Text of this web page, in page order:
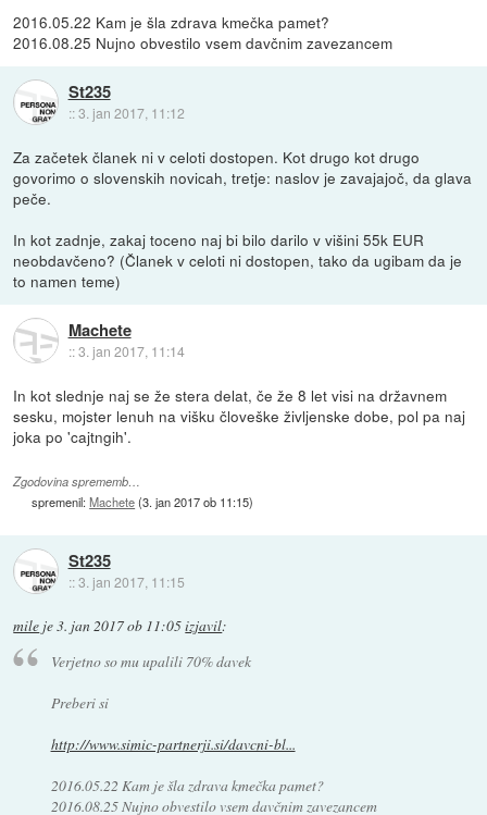
2016.05.22 Kam je šla zdrava kmečka pamet?
2016.08.25 Nujno obvestilo vsem davčnim zavezancem
St235
::3. jan 2017, 11:12
Za začetek članek ni v celoti dostopen. Kot drugo kot drugo
govorimo o slovenskih novicah, tretje: naslov je zavajajoč, da glava
peče.
In kot zadnje, zakaj toceno naj bi bilo darilo v višini 55k EUR
neobdavčeno? (Članek v celoti ni dostopen, tako da ugibam da je
to namen teme)
Machete
::3. jan 2017, 11:14
In kot slednje naj se že stera delat, če že 8 let visi na državnem
sesku, mojster lenuh na višku človeške življenske dobe, pol pa naj
joka po 'cajtngih'.
Zgodovina sprememb…
spremenil:Machete(3. jan 2017 ob 11:15)
St235
::3. jan 2017, 11:15
mile je3. jan 2017 ob 11:05izjavil:
Verjetno so mu upalili 70% davek
Preberi si
http://www.simic-partnerji.si/davcni-bl...
2016.05.22 Kam je šla zdrava kmečka pamet?
2016.08.25 Nujno obvestilo vsem davčnim zavezancem